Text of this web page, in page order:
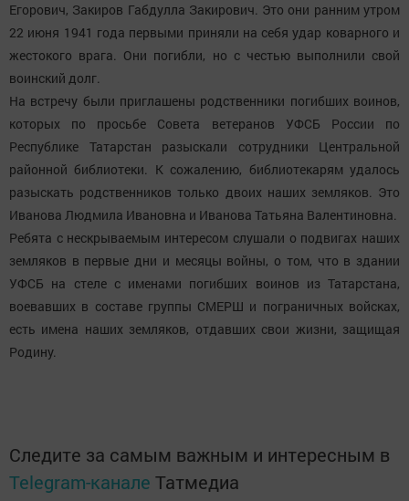
Егорович, Закиров Габдулла Закирович. Это они ранним утром
22 июня 1941 года первыми приняли на себя удар коварного и
жестокого врага. Они погибли, но с честью выполнили свой
воинский долг.
На встречу были приглашены родственники погибших воинов,
которых по просьбе Совета ветеранов УФСБ России по
Республике Татарстан разыскали сотрудники Центральной
районной библиотеки. К сожалению, библиотекарям удалось
разыскать родственников только двоих наших земляков. Это
Иванова Людмила Ивановна и Иванова Татьяна Валентиновна.
Ребята с нескрываемым интересом слушали о подвигах наших
земляков в первые дни и месяцы войны, о том, что в здании
УФСБ на стеле с именами погибших воинов из Татарстана,
воевавших в составе группы СМЕРШ и пограничных войсках,
есть имена наших земляков, отдавших свои жизни, защищая
Родину.
Следите за самым важным и интересным в
Telegram-канале Татмедиа